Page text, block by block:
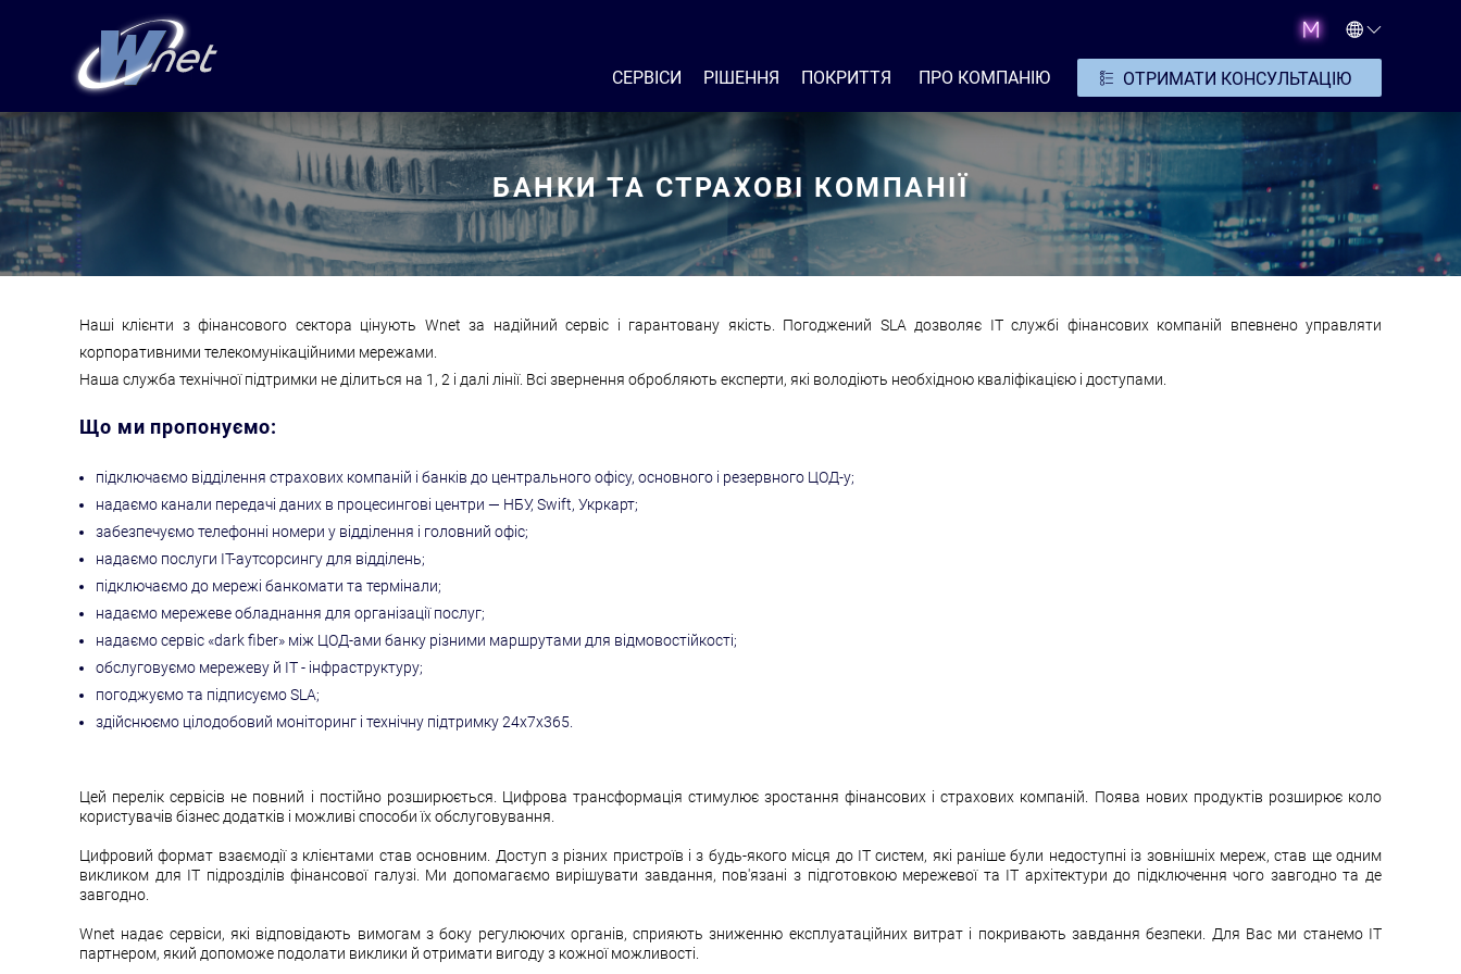
СЕРВІСИ РІШЕННЯ ПОКРИТТЯ ПРО КОМПАНІЮ ОТРИМАТИ КОНСУЛЬТАЦІЮ
БАНКИ ТА СТРАХОВІ КОМПАНІЇ
Наші клієнти з фінансового сектора цінують Wnet за надійний сервіс і гарантовану якість. Погоджений SLA дозволяє IT службі фінансових компаній впевнено управляти
корпоративними телекомунікаційними мережами.
Наша служба технічної підтримки не ділиться на 1, 2 і далі лінії. Всі звернення обробляють експерти, які володіють необхідною кваліфікацією і доступами.
Що ми пропонуємо:
підключаємо відділення страхових компаній і банків до центрального офісу, основного і резервного ЦОД-у;
надаємо канали передачі даних в процесингові центри — НБУ, Swift, Укркарт;
забезпечуємо телефонні номери у відділення і головний офіс;
надаємо послуги IT-аутсорсингу для відділень;
підключаємо до мережі банкомати та термінали;
надаємо мережеве обладнання для організації послуг;
надаємо сервіс «dark fiber» між ЦОД-ами банку різними маршрутами для відмовостійкості;
обслуговуємо мережеву й IT - інфраструктуру;
погоджуємо та підписуємо SLA;
здійснюємо цілодобовий моніторинг і технічну підтримку 24х7х365.
Цей перелік сервісів не повний і постійно розширюється. Цифрова трансформація стимулює зростання фінансових і страхових компаній. Поява нових продуктів розширює коло
користувачів бізнес додатків і можливі способи їх обслуговування.
Цифровий формат взаємодії з клієнтами став основним. Доступ з різних пристроїв і з будь-якого місця до IT систем, які раніше були недоступні із зовнішніх мереж, став ще одним
викликом для IT підрозділів фінансової галузі. Ми допомагаємо вирішувати завдання, пов'язані з підготовкою мережевої та IT архітектури до підключення чого завгодно та де
завгодно.
Wnet надає сервіси, які відповідають вимогам з боку регулюючих органів, сприяють зниженню експлуатаційних витрат і покривають завдання безпеки. Для Вас ми станемо IT
партнером, який допоможе подолати виклики й отримати вигоду з кожної можливості.